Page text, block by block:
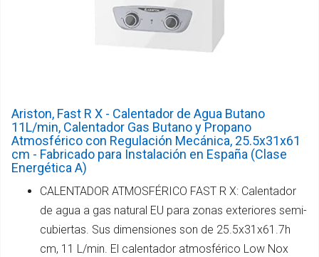
Ariston, Fast R X - Calentador de Agua Butano
11L/min, Calentador Gas Butano y Propano
Atmosférico con Regulación Mecánica, 25.5x31x61
cm - Fabricado para Instalación en España (Clase
Energética A)
CALENTADOR ATMOSFÉRICO FAST R X: Calentador
de agua a gas natural EU para zonas exteriores semi-
cubiertas. Sus dimensiones son de 25.5x31x61.7h
cm, 11 L/min. El calentador atmosférico Low Nox